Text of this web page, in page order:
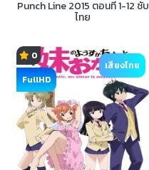
Punch Line 2015 ตอนที่ 1-12 ซับ
ไทย
0
FullHD
เสียงไทย